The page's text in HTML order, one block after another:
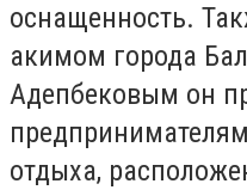
оснащенность.
акимом города
Адепбековым он
отдыха,